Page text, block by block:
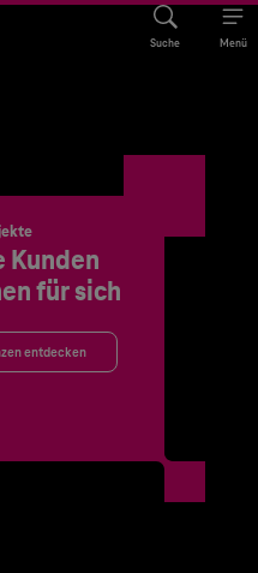
Suche Menü
Kunden
für sich
entdecken